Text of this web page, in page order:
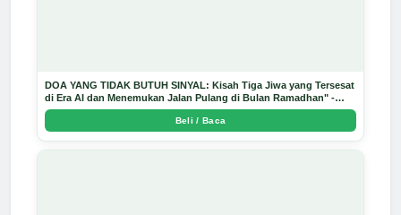
DOA YANG TIDAK BUTUH SINYAL: Kisah Tiga Jiwa yang Tersesat
di Era AI dan Menemukan Jalan Pulang di Bulan Ramadhan" -
Arda Dinata
Beli / Baca